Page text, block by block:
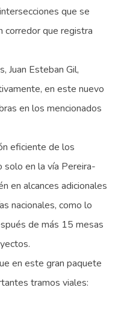
que se
corredor que registra
Juan Esteban Gil,
en este nuevo
en los mencionados
eficiente de los
solo en la vía Pereira-
en alcances adicionales
nacionales, como lo
de más 15 mesas
en este gran paquete
tramos viales: